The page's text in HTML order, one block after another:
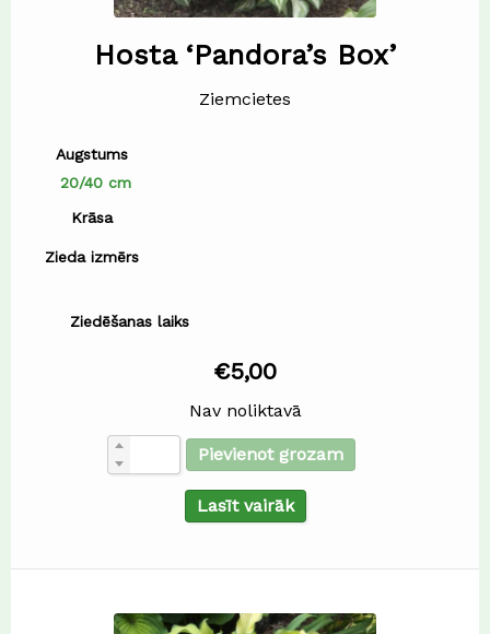
Hosta ‘Pandora’s Box’
Ziemcietes
Augstums
20/40 cm
Krāsa
Zieda izmērs
Ziedēšanas laiks
€5,00
Nav noliktavā
Pievienot grozam
Lasīt vairāk